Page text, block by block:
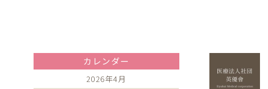
カレンダー
2026年4月